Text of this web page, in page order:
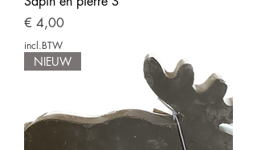
Prijs
€ 4,00
incl.BTW
NIEUW